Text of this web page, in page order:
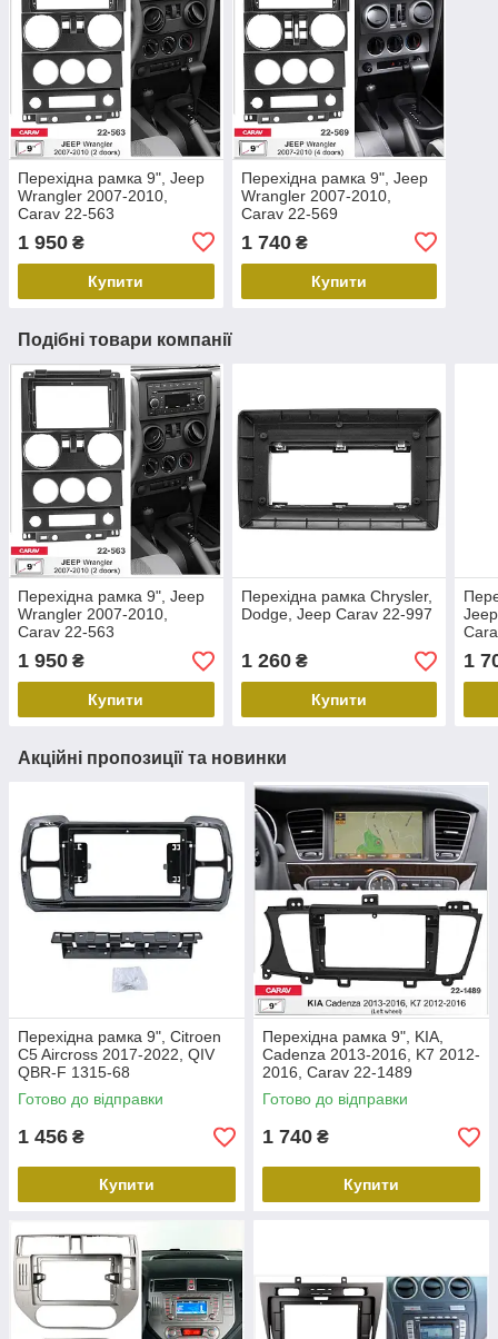
Перехідна рамка 9", Jeep
Wrangler 2007-2010,
Carav 22-563
1 950 ₴
Купити
Перехідна рамка 9", Jeep
Wrangler 2007-2010,
Carav 22-569
1 740₴
Купити
Подібні товари компанії
Перехідна рамка 9", Jeep
Wrangler 2007-2010,
Carav 22-563
1 950 ₴
Купити
Перехідна рамка Chrysler,
Dodge, Jeep Carav 22-997
1 260₴
Купити
1
Акційні пропозиції та новинки
Перехідна рамка 9", Citroen
C5 Aircross 2017-2022, QIV
QBR-F 1315-68
Готово до відправки
1 456 ₴
Купити
Перехідна рамка 9", KIA,
Cadenza 2013-2016, K7 2012-
2016, Carav 22-1489
Готово до відправки
1 740 ₴
Купити